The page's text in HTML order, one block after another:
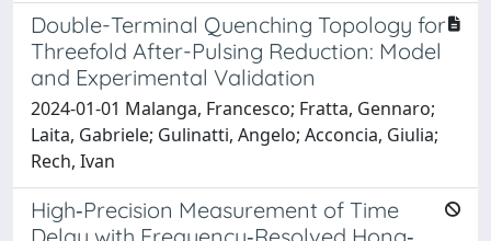
Double-Terminal Quenching Topology for
Threefold After-Pulsing Reduction: Model
and Experimental Validation
2024-01-01 Malanga, Francesco; Fratta, Gennaro;
Laita, Gabriele; Gulinatti, Angelo; Acconcia, Giulia;
Rech, Ivan
High‐Precision Measurement of Time